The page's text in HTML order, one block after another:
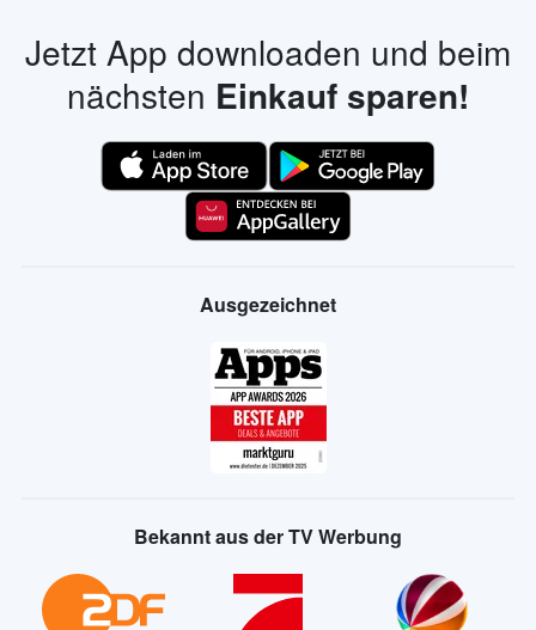
Jetzt App downloaden und beim
nächsten Einkauf sparen!
Ausgezeichnet
Bekannt aus der TV Werbung